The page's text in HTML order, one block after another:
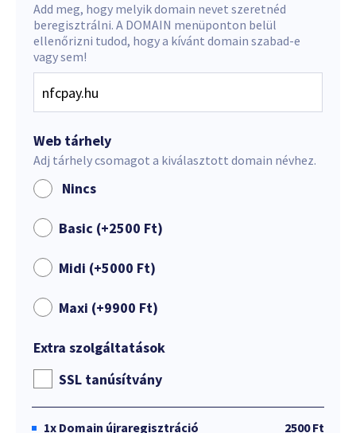
Add meg, hogy melyik domain nevet szeretnéd
beregisztrálni. A DOMAIN menüponton belül
ellenőrizni tudod, hogy a kívánt domain szabad-e
vagy sem!
Web tárhely
Adj tárhely csomagot a kiválasztott domain névhez.
Nincs
Basic (+2500 Ft)
Midi (+5000 Ft)
Maxi (+9900 Ft)
Extra szolgáltatások
SSL tanúsítvány
1x Domain újraregisztráció
2500 Ft